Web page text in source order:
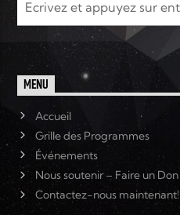
MENU
Accueil
Grille des Programmes
Événements
Nous soutenir – Faire un Don
Contactez-nous maintenant!